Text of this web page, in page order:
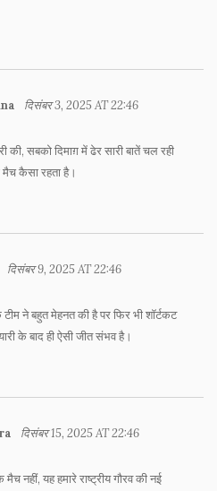
दिसंबर 3, 2025 AT 22:46
की, सबको दिमाग़ में ढेर सारी बातें चल रही
कैसा रहता है।
दिसंबर 9, 2025 AT 22:46
ने बहुत मेहनत की है पर फिर भी शॉर्टकट
के बाद ही ऐसी जीत संभव है।
दिसंबर 15, 2025 AT 22:46
नहीं, यह हमारे राष्ट्रीय गौरव की नई